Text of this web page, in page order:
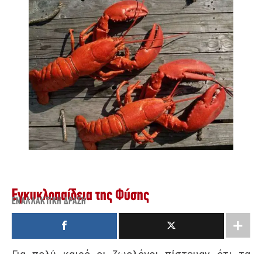
Εγκυκλοπαίδεια της Φύσης
ΕΝΑΛΛΑΚΤΙΚΉ ΔΡΆΣΗ